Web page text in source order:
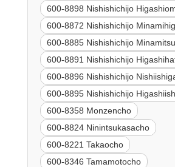
600-8898 Nishishichijo
600-8872 Nishishichijo
600-8885 Nishishichijo
600-8891 Nishishichijo
600-8896 Nishishichijo
600-8895 Nishishichijo
600-8358 Monzencho
600-8824 Ninintsukasacho
600-8221 Takaocho
600-8346 Tamamotocho